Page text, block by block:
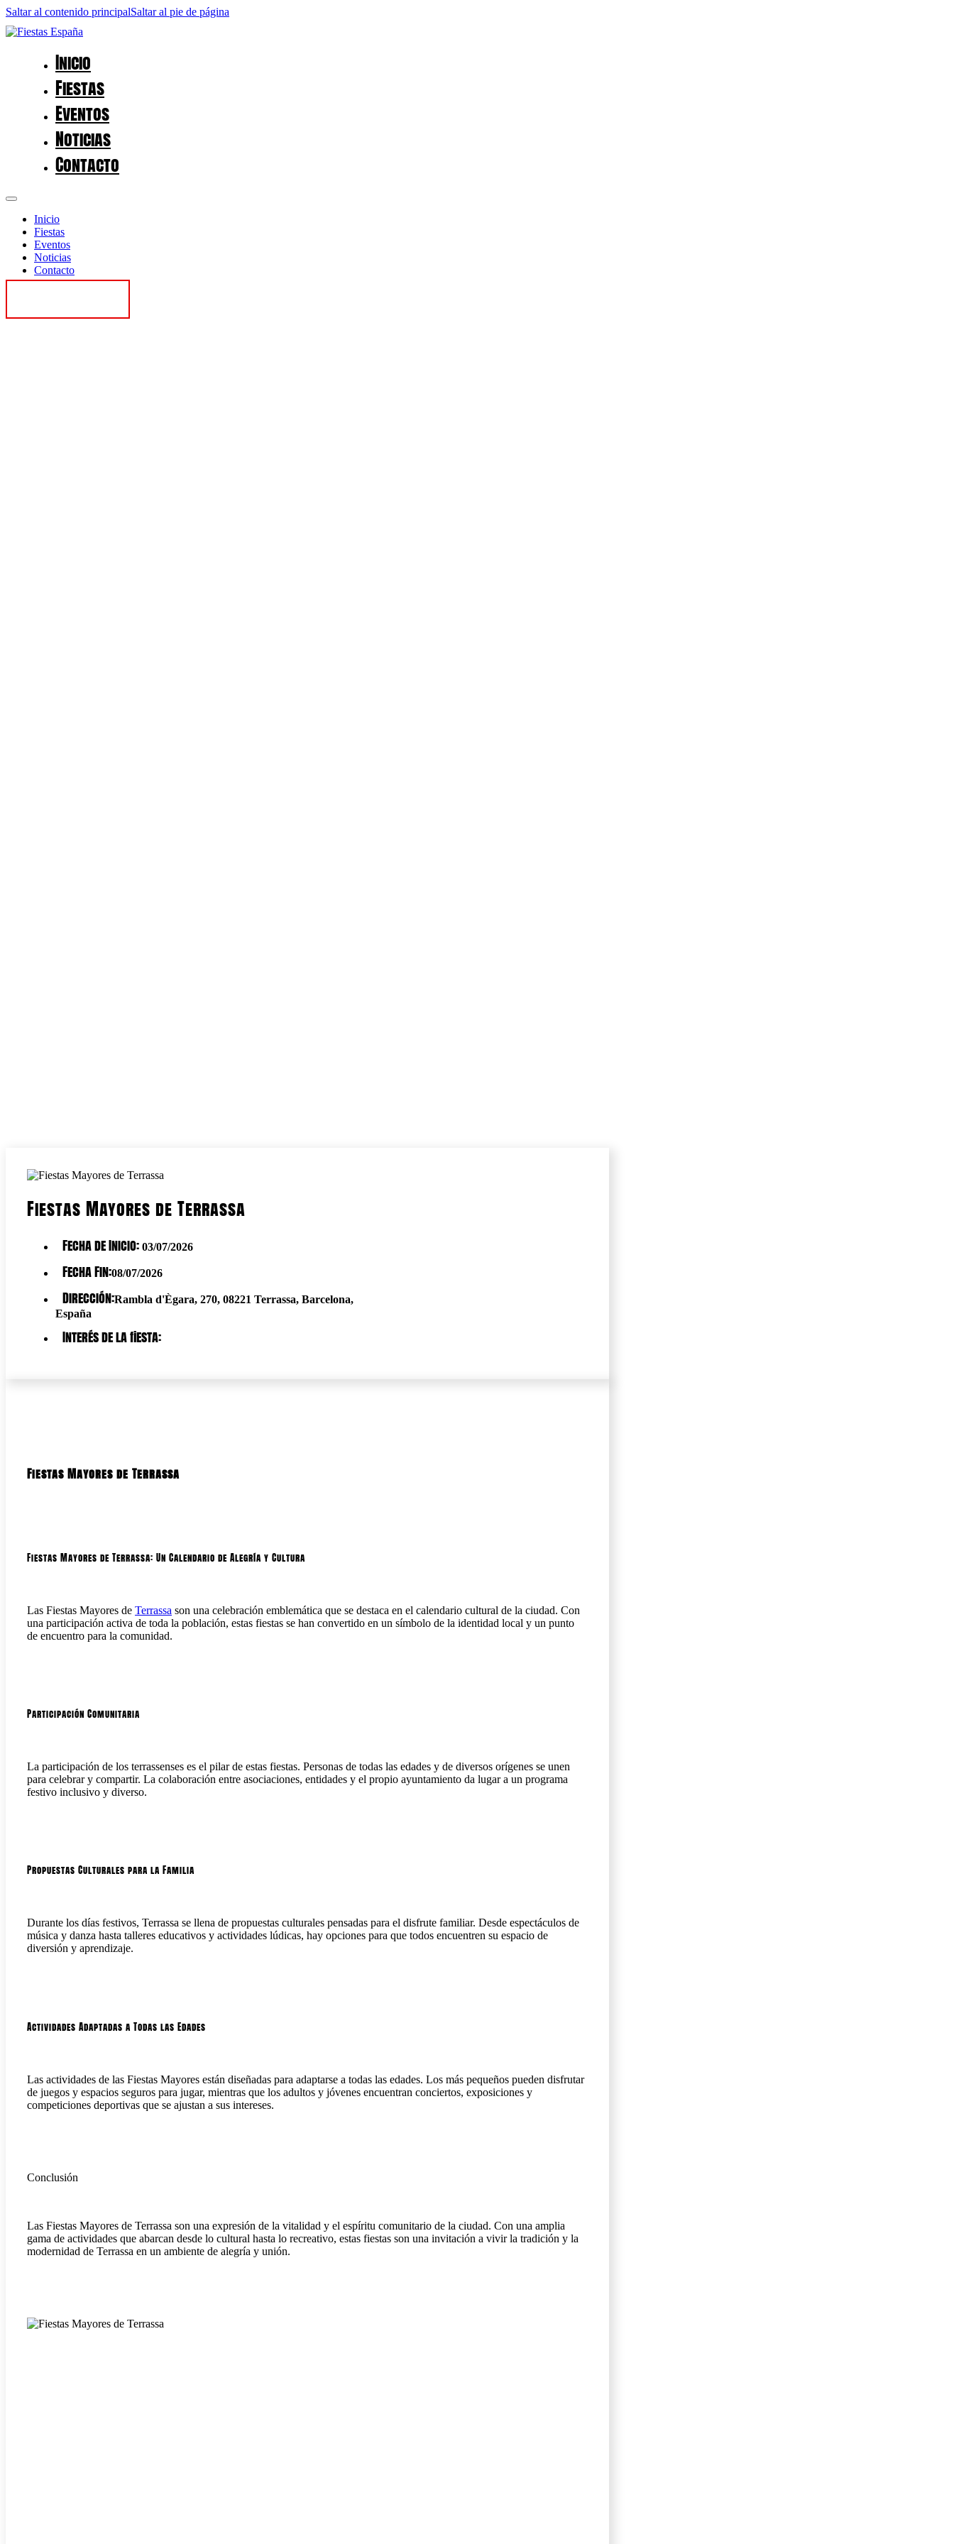
Saltar al contenido principalSaltar al pie de página
Inicio
Fiestas
Eventos
Noticias
Contacto
Inicio
Fiestas
Eventos
Noticias
Contacto
Fiestas Mayores de Terrassa
Fecha de Inicio: 03/07/2026
Fecha Fin:08/07/2026
Dirección:Rambla d'Ègara, 270, 08221 Terrassa, Barcelona,
España
Interés de la fiesta:
Fiestas Mayores de Terrassa
Fiestas Mayores de Terrassa: Un Calendario de Alegría y Cultura
Las Fiestas Mayores de Terrassa son una celebración emblemática que se destaca en el calendario cultural de la ciudad. Con
una participación activa de toda la población, estas fiestas se han convertido en un símbolo de la identidad local y un punto
de encuentro para la comunidad.
Participación Comunitaria
La participación de los terrassenses es el pilar de estas fiestas. Personas de todas las edades y de diversos orígenes se unen
para celebrar y compartir. La colaboración entre asociaciones, entidades y el propio ayuntamiento da lugar a un programa
festivo inclusivo y diverso.
Propuestas Culturales para la Familia
Durante los días festivos, Terrassa se llena de propuestas culturales pensadas para el disfrute familiar. Desde espectáculos de
música y danza hasta talleres educativos y actividades lúdicas, hay opciones para que todos encuentren su espacio de
diversión y aprendizaje.
Actividades Adaptadas a Todas las Edades
Las actividades de las Fiestas Mayores están diseñadas para adaptarse a todas las edades. Los más pequeños pueden disfrutar
de juegos y espacios seguros para jugar, mientras que los adultos y jóvenes encuentran conciertos, exposiciones y
competiciones deportivas que se ajustan a sus intereses.
Conclusión
Las Fiestas Mayores de Terrassa son una expresión de la vitalidad y el espíritu comunitario de la ciudad. Con una amplia
gama de actividades que abarcan desde lo cultural hasta lo recreativo, estas fiestas son una invitación a vivir la tradición y la
modernidad de Terrassa en un ambiente de alegría y unión.